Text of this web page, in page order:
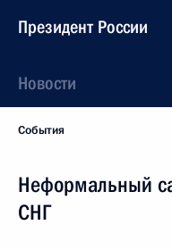
Президент России
Новости
События
Неформальный
СНГ